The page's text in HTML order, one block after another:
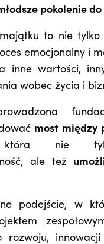
pokolenie do
to nie tylko
emocjonalny i
inne wartości,
wobec życia i
most między
która nie
ale też
podejście, w
rozwoju,